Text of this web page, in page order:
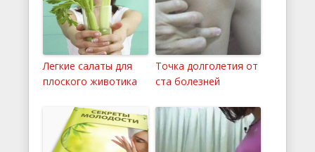
Легкие салаты для
плоского животика
Точка долголетия от
ста болезней